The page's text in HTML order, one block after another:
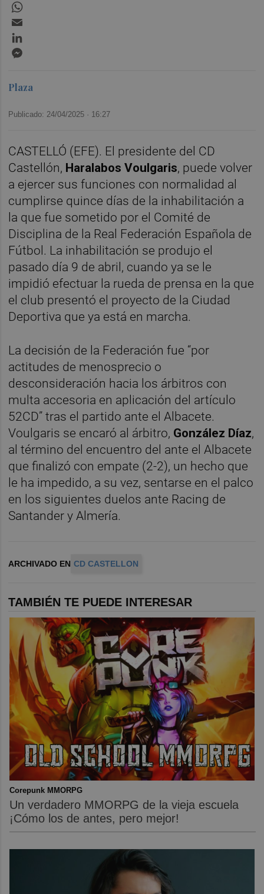
Plaza
Publicado: 24/04/2025 · 16:27
CASTELLÓ (EFE). El presidente del CD
Castellón, Haralabos Voulgaris, puede volver
a ejercer sus funciones con normalidad al
cumplirse quince días de la inhabilitación a
la que fue sometido por el Comité de
Disciplina de la Real Federación Española de
Fútbol. La inhabilitación se produjo el
pasado día 9 de abril, cuando ya se le
impidió efectuar la rueda de prensa en la que
el club presentó el proyecto de la Ciudad
Deportiva que ya está en marcha.
La decisión de la Federación fue “por
actitudes de menosprecio o
desconsideración hacia los árbitros con
multa accesoria en aplicación del artículo
52CD” tras el partido ante el Albacete.
Voulgaris se encaró al árbitro, González Díaz,
al término del encuentro del ante el Albacete
que finalizó con empate (2-2), un hecho que
le ha impedido, a su vez, sentarse en el palco
en los siguientes duelos ante Racing de
Santander y Almería.
ARCHIVADO EN CD CASTELLON
TAMBIÉN TE PUEDE INTERESAR
Corepunk MMORPG
Un verdadero MMORPG de la vieja escuela
¡Cómo los de antes, pero mejor!